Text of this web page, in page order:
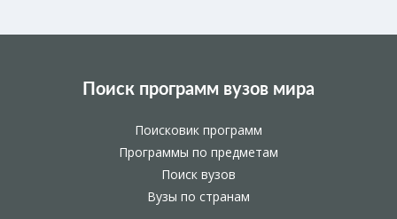
Поиск программ вузов мира
Поисковик программ
Программы по предметам
Поиск вузов
Вузы по странам